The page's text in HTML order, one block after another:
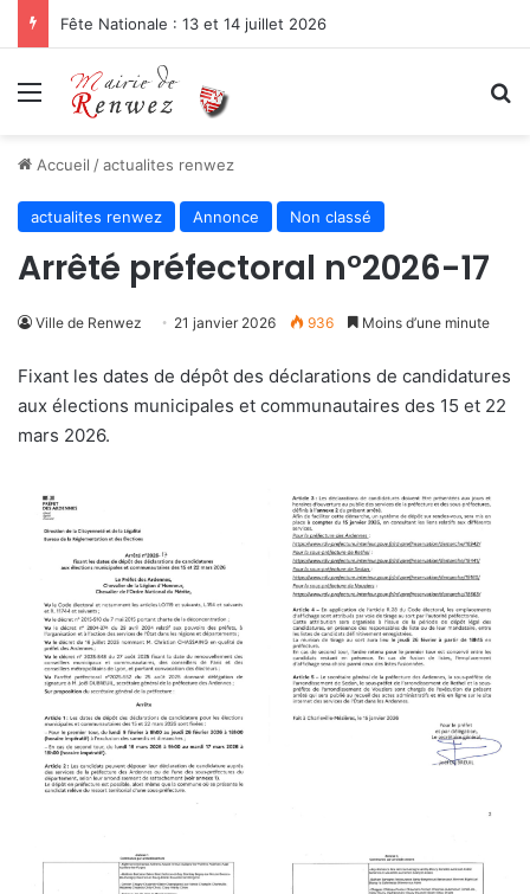
Fête Nationale : 13 et 14 juillet 2026
Menu
Accueil /actualites renwez
actualites renwez Annonce Non classé
Arrêté préfectoral n°2026-17
Ville de Renwez 21 janvier 2026 936 Moins d’une minute
Fixant les dates de dépôt des déclarations de candidatures
aux élections municipales et communautaires des 15 et 22
mars 2026.